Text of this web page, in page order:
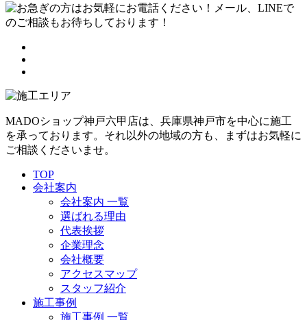
MADOショップ神戸六甲店は、兵庫県神戸市を中心に施工
を承っております。それ以外の地域の方も、まずはお気軽に
ご相談くださいませ。
TOP
会社案内
会社案内 一覧
選ばれる理由
代表挨拶
企業理念
会社概要
アクセスマップ
スタッフ紹介
施工事例
施工事例 一覧